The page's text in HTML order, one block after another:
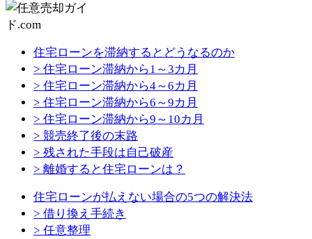
住宅ローンを滞納するとどうなるのか
> 住宅ローン滞納から1～3カ月
> 住宅ローン滞納から4～6カ月
> 住宅ローン滞納から6～9カ月
> 住宅ローン滞納から9～10カ月
> 競売終了後の末路
> 残された手段は自己破産
> 離婚すると住宅ローンは？
住宅ローンが払えない場合の5つの解決法
> 借り換え手続き
> 任意整理